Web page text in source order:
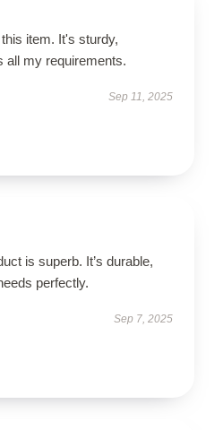
item. It's sturdy,
all my requirements.
Sep 11, 2025
is superb. It’s durable,
perfectly.
Sep 7, 2025